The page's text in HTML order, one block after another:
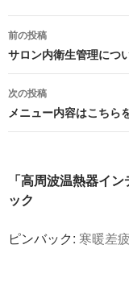
投
稿
ナ
ビ
ゲ
ー
シ
ョ
ン
前の投稿
サロン内衛生管理につ
次の投稿
メニュー内容はこちら
「高周波温熱器イ
ック
ピンバック: 寒暖差